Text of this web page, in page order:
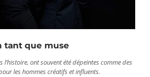
tant que muse
l’histoire, ont souvent été dépeintes comme des
les hommes créatifs et influents.